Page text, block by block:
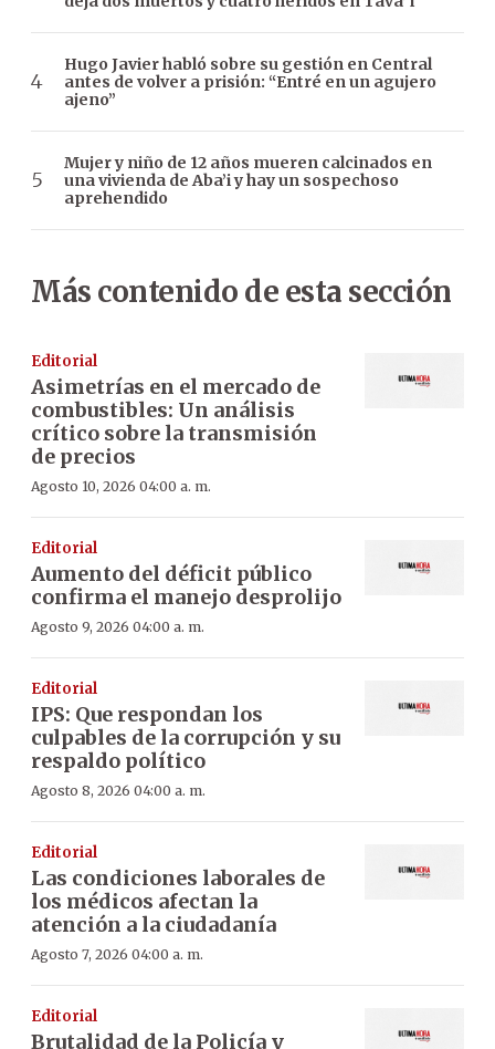
Hugo Javier habló sobre su gestión en Central
antes de volver a prisión: “Entré en un agujero
ajeno”
Mujer y niño de 12 años mueren calcinados en
una vivienda de Aba’i y hay un sospechoso
aprehendido
Más contenido de esta sección
Editorial
Asimetrías en el mercado de
combustibles: Un análisis
crítico sobre la transmisión
de precios
Agosto 10, 2026 04:00 a. m.
Editorial
Aumento del déficit público
confirma el manejo desprolijo
Agosto 9, 2026 04:00 a. m.
Editorial
IPS: Que respondan los
culpables de la corrupción y su
respaldo político
Agosto 8, 2026 04:00 a. m.
Editorial
Las condiciones laborales de
los médicos afectan la
atención a la ciudadanía
Agosto 7, 2026 04:00 a. m.
Editorial
Brutalidad de la Policía y